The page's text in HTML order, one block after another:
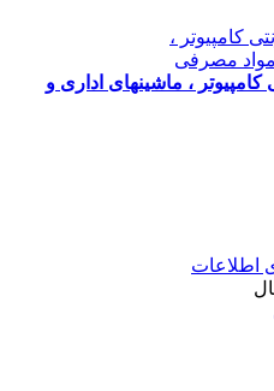
، ماشینهای اداری و
اطلاعات